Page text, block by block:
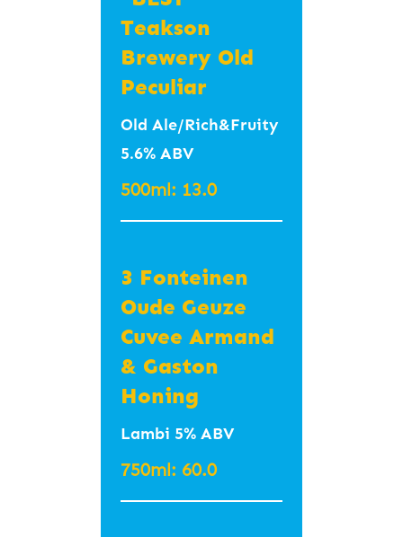
#Refreshing #Light
#사워에일 #페션프루
츠 #바닐라 #새콤새
콤 #가벼움
350ml – 8.5
(Fundamental,
Green Punch
Hazy Lager 그
린펀치 헤이지
라거 6.4%
IBU40
Teakson
Brewery Old
Peculiar
Old Ale/Rich&Fruity
5.6% ABV
500ml: 13.0
3 Fonteinen
Oude Geuze
Cuvee Armand
& Gaston
Honing
Lambi 5% ABV
750ml: 60.0